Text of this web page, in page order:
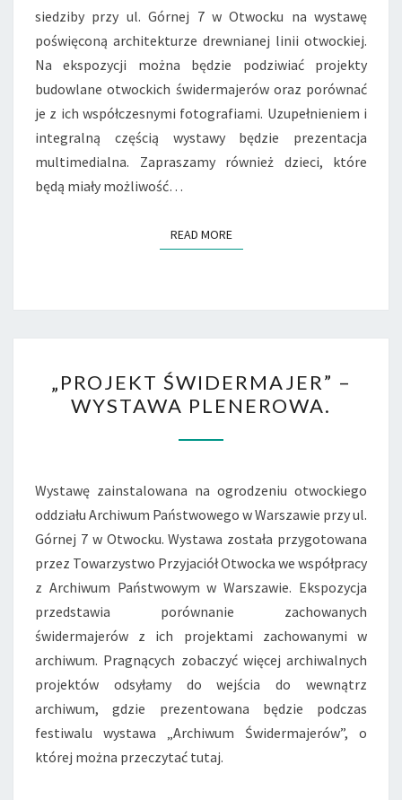
siedziby przy ul. Górnej 7 w Otwocku na wystawę
poświęconą architekturze drewnianej linii otwockiej.
Na ekspozycji można będzie podziwiać projekty
budowlane otwockich świdermajerów oraz porównać
je z ich współczesnymi fotografiami. Uzupełnieniem i
integralną częścią wystawy będzie prezentacja
multimedialna. Zapraszamy również dzieci, które
będą miały możliwość…
READ MOREREAD MORE
ŚWIDERMAJER”
–
WYSTAWA
„PROJEKT ŚWIDERMAJER” –
WYSTAWA PLENEROWA.
Wystawę zainstalowana na ogrodzeniu otwockiego
oddziału Archiwum Państwowego w Warszawie przy ul.
Górnej 7 w Otwocku. Wystawa została przygotowana
przez Towarzystwo Przyjaciół Otwocka we współpracy
z Archiwum Państwowym w Warszawie. Ekspozycja
przedstawia porównanie zachowanych
świdermajerów z ich projektami zachowanymi w
archiwum. Pragnących zobaczyć więcej archiwalnych
projektów odsyłamy do wejścia do wewnątrz
archiwum, gdzie prezentowana będzie podczas
festiwalu wystawa „Archiwum Świdermajerów”, o
której można przeczytać tutaj.